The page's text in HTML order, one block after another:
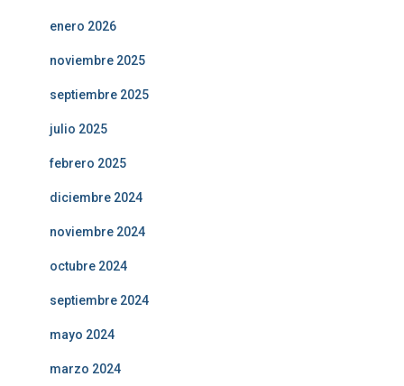
enero 2026
noviembre 2025
septiembre 2025
julio 2025
febrero 2025
diciembre 2024
noviembre 2024
octubre 2024
septiembre 2024
mayo 2024
marzo 2024